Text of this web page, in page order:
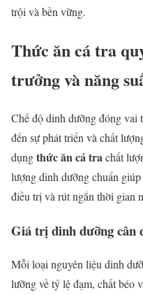
trội và bền vững.
Thức ăn cá tra
trưởng và năng
Chế độ dinh dưỡng đóng vai
đến sự phát triển và chất
dụngthức ăn cá trachất
lượng dinh dưỡng chuẩn
điều trị và rút ngắn thời gian
Giá trị dinh dưỡng cân
Mỗi loại nguyên liệu dinh
lưỡng về tỷ lệ đạm, chất béo